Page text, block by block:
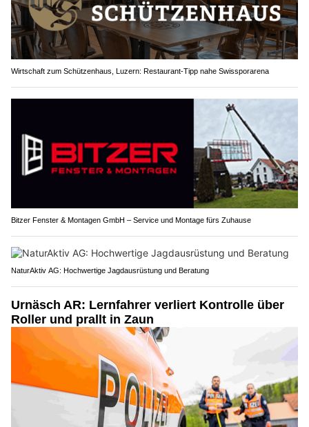
Wirtschaft zum Schützenhaus, Luzern: Restaurant-Tipp nahe Swissporarena
Bitzer Fenster & Montagen GmbH – Service und Montage fürs Zuhause
NaturAktiv AG: Hochwertige Jagdausrüstung und Beratung
Urnäsch AR: Lernfahrer verliert Kontrolle über
Roller und prallt in Zaun